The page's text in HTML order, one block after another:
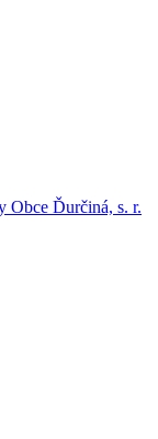
Obce Ďurčiná, s. r.